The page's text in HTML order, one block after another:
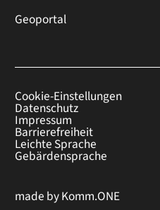
Geoportal
Cookie-Einstellungen
Datenschutz
Impressum
Barrierefreiheit
Leichte Sprache
Gebärdensprache
made byKomm.ONE